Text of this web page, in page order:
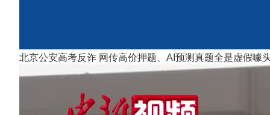
北京公安高考反诈 网传高价押题、AI预测真题全是虚假噱